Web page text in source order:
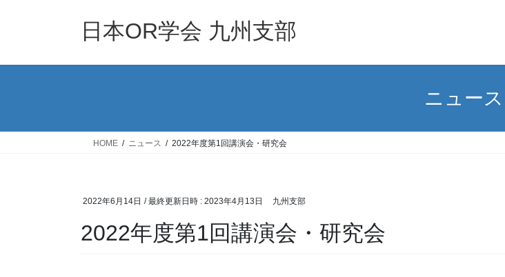
日本OR学会 九州支部
ニュース
HOME ニュース 2022年度第1回講演会・研究会
2022年6月14日 / 最終更新日時 : 2023年4月13日 九州支部
2022年度第1回講演会・研究会